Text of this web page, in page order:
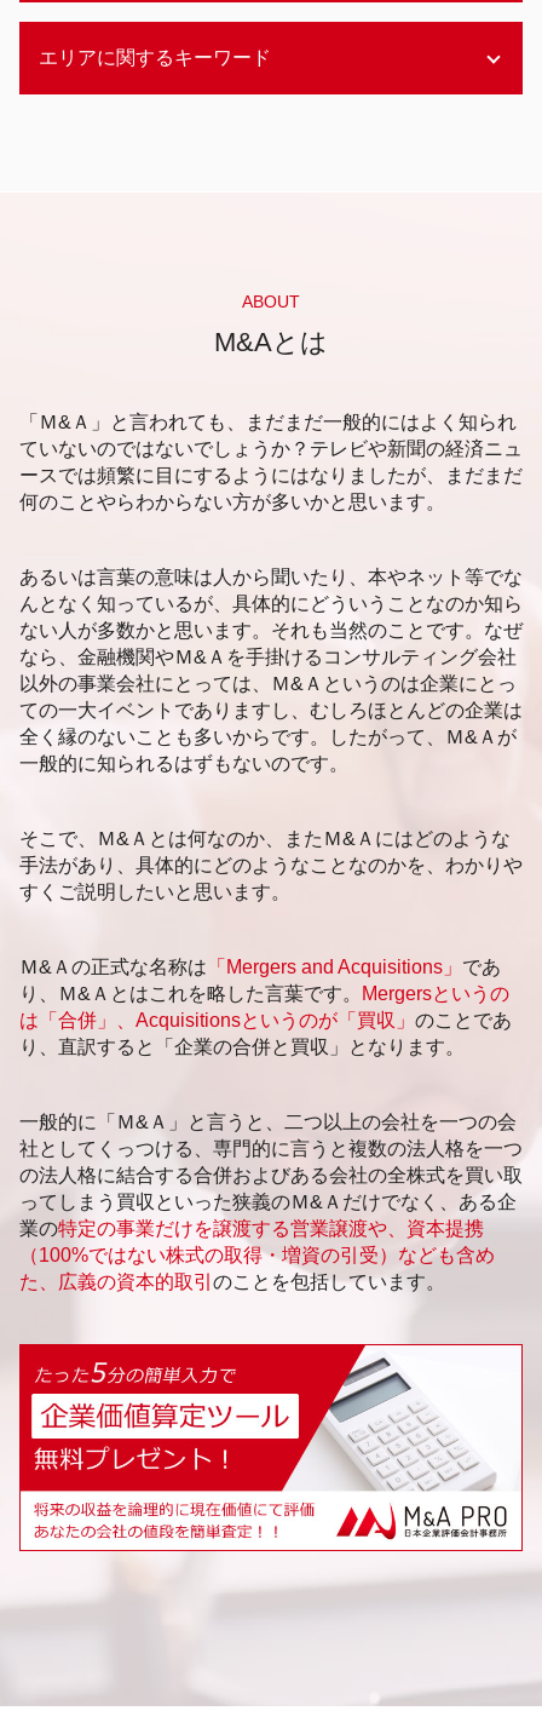
畜産 後継者問題
事業承継
い
デッドファイナンス 手続き
エクイティファイナンス 中小企業
資金調達 方法 クラウドファンディング
エクイティファイナンス わかりやすく
デッドファイナンス 特徴
資金調達 方法 株式
企業価値 コストアプローチ
企業価値評価
企業価値評価 考え方
非上場企業 企業価値評価
企業価値評価 方法
企業価値 上場企業
企業価値評価 コストアプローチ
企業価値評価 重要性
エリアに関するキーワード
新潟市 売却事業承継
福岡市 資金調達 相談
札幌市 事業承継 分析
新潟市 資金調達 相談
札幌市 企業価値査定
札幌市 後継者問題
静岡市 事業承継
新潟市 事業承継 相談
静岡市 事業承継 分析
札幌市 事業承継
ABOUT
M&Aとは
「Ｍ&Ａ」と言われても、まだまだ一般的にはよく知られ
ていないのではないでしょうか？テレビや新聞の経済ニュ
ースでは頻繁に目にするようにはなりましたが、まだまだ
何のことやらわからない方が多いかと思います。
あるいは言葉の意味は人から聞いたり、本やネット等でな
んとなく知っているが、具体的にどういうことなのか知ら
ない人が多数かと思います。それも当然のことです。なぜ
なら、金融機関やＭ&Ａを手掛けるコンサルティング会社
以外の事業会社にとっては、Ｍ&Ａというのは企業にとっ
ての一大イベントでありますし、むしろほとんどの企業は
全く縁のないことも多いからです。したがって、Ｍ&Ａが
一般的に知られるはずもないのです。
そこで、Ｍ&Ａとは何なのか、またＭ&Ａにはどのような
手法があり、具体的にどのようなことなのかを、わかりや
すくご説明したいと思います。
Ｍ&Ａの正式な名称は 「Mergers and Acquisitions」 であ
り、Ｍ&Ａとはこれを略した言葉です。
Mergersというの
は「合併」、Acquisitionsというのが「買収」 のことであ
り、直訳すると「企業の合併と買収」となります。
一般的に「Ｍ&Ａ」と言うと、二つ以上の会社を一つの会
社としてくっつける、専門的に言うと複数の法人格を一つ
の法人格に結合する合併およびある会社の全株式を買い取
ってしまう買収といった狭義のＭ&Ａだけでなく、ある企
業の特定の事業だけを譲渡する営業譲渡や、資本提携
（100%ではない株式の取得・増資の引受）なども含め
た、広義の資本的取引 のことを包括しています。